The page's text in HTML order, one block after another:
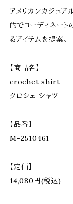
アメリカンカジュ
的でコーディネー
るアイテムを提案。
【商品名】
crochet shirt
クロシェ シャツ
【品番】
M-2510461
【定価】
14,080円(税込)